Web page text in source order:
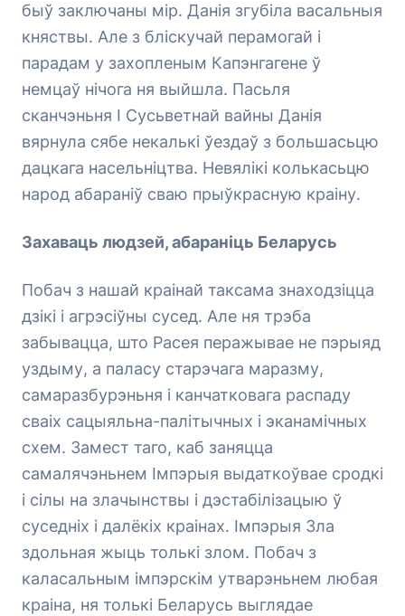
быў заключаны мір. Данія згубіла васальныя
княствы. Але з бліскучай перамогай і
парадам у захопленым Капэнгагене ў
немцаў нічога ня выйшла. Пасьля
сканчэньня І Сусьветнай вайны Данія
вярнула сябе некалькі ўездаў з большасьцю
дацкага насельніцтва. Невялікі колькасьцю
народ абараніў сваю прыўкрасную краіну.
Захаваць людзей, абараніць Беларусь
Побач з нашай краінай таксама знаходзіцца
дзікі і агрэсіўны сусед. Але ня трэба
забывацца, што Расея перажывае не пэрыяд
уздыму, а паласу старэчага маразму,
самаразбурэньня і канчатковага распаду
сваіх сацыяльна-палітычных і эканамічных
схем. Замест таго, каб заняцца
самалячэньнем Імпэрыя выдаткоўвае сродкі
і сілы на злачынствы і дэстабілізацыю ў
суседніх і далёкіх краінах. Імпэрыя Зла
здольная жыць толькі злом. Побач з
каласальным імпэрскім утварэньнем любая
краіна, ня толькі Беларусь выглядае